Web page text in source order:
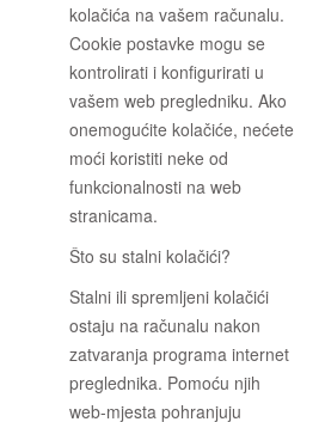
kolačića na vašem računalu.
Cookie postavke mogu se
kontrolirati i konfigurirati u
vašem web pregledniku. Ako
onemogućite kolačiće, nećete
moći koristiti neke od
funkcionalnosti na web
stranicama.
Što su stalni kolačići?
Stalni ili spremljeni kolačići
ostaju na računalu nakon
zatvaranja programa internet
preglednika. Pomoću njih
web-mjesta pohranjuju